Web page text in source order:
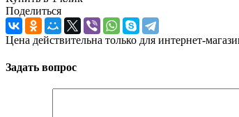
Поделиться
Цена действительна только для интернет-
Задать вопрос